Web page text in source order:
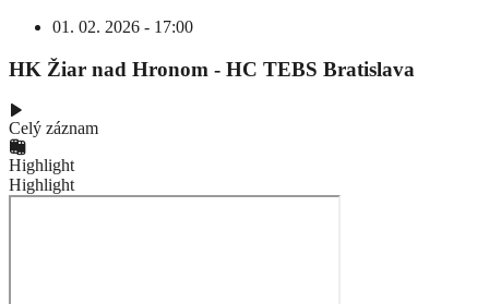
01. 02. 2026 - 17:00
HK Žiar nad Hronom - HC TEBS Bratislava
Celý záznam
Highlight
Highlight